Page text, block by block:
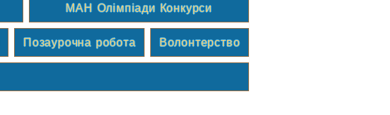
МАН Олімпіади Конкурси
Позаурочна робота Волонтерство